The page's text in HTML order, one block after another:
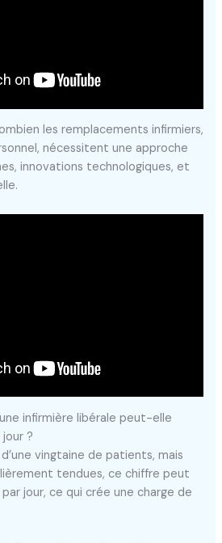
les remplacements infirmiers,
nécessitent une approche
innovations technologiques, et
infirmière libérale peut-elle
?
vingtaine de patients, mais
tendues, ce chiffre peut
jour, ce qui crée une charge de